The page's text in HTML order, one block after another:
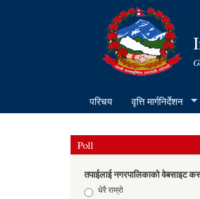
परिचय वृत्ति मार्गनिर्देशन
Poll
तपाईलाई नगरपालिकाको वेबसाइट
Choicesधेरै राम्रो